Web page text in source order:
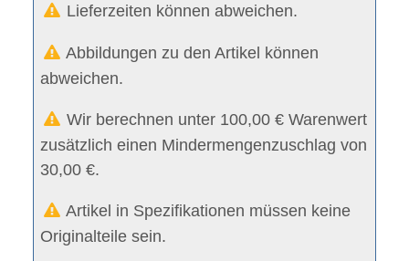
Lieferzeiten können abweichen.
Abbildungen zu den Artikel können
abweichen.
Wir berechnen unter 100,00 € Warenwert
zusätzlich einen Mindermengenzuschlag von
30,00 €.
Artikel in Spezifikationen müssen keine
Originalteile sein.